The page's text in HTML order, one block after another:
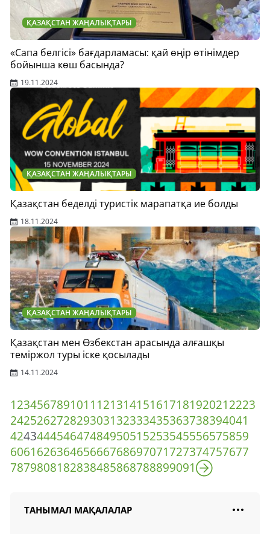
ҚАЗАҚСТАН ЖАҢАЛЫҚТАРЫ
«Сапа белгісі» бағдарламасы: қай өңір өтінімдер
бойынша көш басында?
19.11.2024
ҚАЗАҚСТАН ЖАҢАЛЫҚТАРЫ
Қазақстан беделді туристік марапатқа ие болды
18.11.2024
ҚАЗАҚСТАН ЖАҢАЛЫҚТАРЫ
Қазақстан мен Өзбекстан арасында алғашқы
теміржол туры іске қосылады
14.11.2024
1234567891011 121314151617181920212223
242526272829303132333435363738394041
424344454647484950515253545556575859
606162636465666768697071727374757677
7879808182838485868788899091
ТАНЫМАЛ МАҚАЛАЛАР